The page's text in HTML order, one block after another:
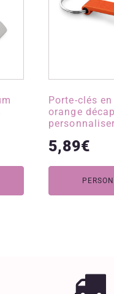
Porte-clés
orange
personnaliser
5,89€